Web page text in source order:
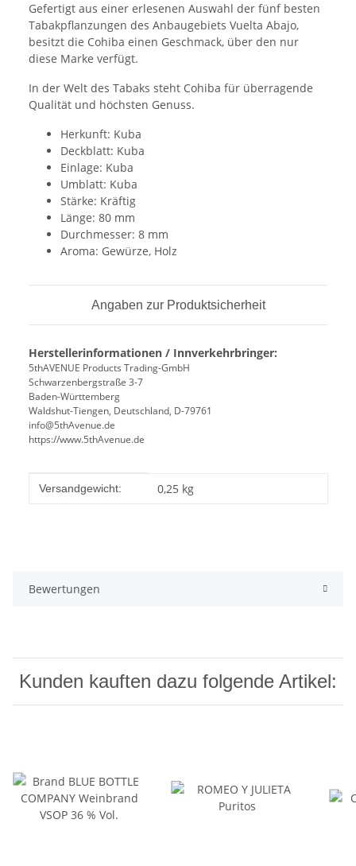
Gefertigt aus einer erlesenen Auswahl der fünf besten
Tabakpflanzungen des Anbaugebiets Vuelta Abajo,
besitzt die Cohiba einen Geschmack, über den nur
diese Marke verfügt.
In der Welt des Tabaks steht Cohiba für überragende
Qualität und höchsten Genuss.
Herkunft: Kuba
Deckblatt: Kuba
Einlage: Kuba
Umblatt: Kuba
Stärke: Kräftig
Länge: 80 mm
Durchmesser: 8 mm
Aroma: Gewürze, Holz
Angaben zur Produktsicherheit
Herstellerinformationen / Innverkehrbringer:
5thAVENUE Products Trading-GmbH
Schwarzenbergstraße 3-7
Baden-Württemberg
Waldshut-Tiengen, Deutschland, D-79761
info@5thAvenue.de
https://www.5thAvenue.de
Produkteigenschaft
Wert
Versandgewicht: 0,25 kg
Bewertungen
Kunden kauften dazu folgende Artikel: